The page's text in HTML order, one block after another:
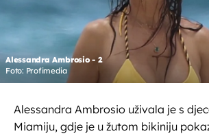
Alessandra Ambrosio - 2
Foto: Profimedia
Alessandra Ambrosio uživala je s
Miamiju, gdje je u žutom bikiniju